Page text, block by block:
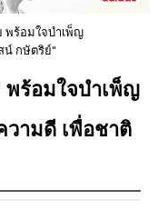
พร้อมใจบำเพ็ญ
น์ กษัตริย์"
พร้อมใจบำเพ็ญ
วามดี เพื่อชาติ